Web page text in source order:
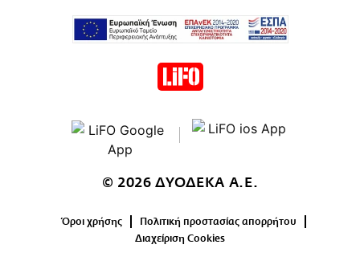
© 2026 ΔΥΟΔΕΚΑ Α.Ε.
Όροι χρήσης
Πολιτική προστασίας απορρήτου
Διαχείριση Cookies